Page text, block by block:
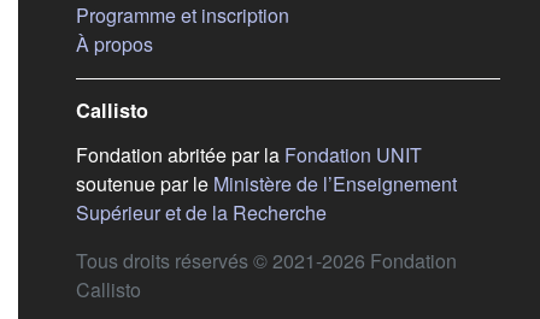
Programme et inscription
À propos(s'ouvre dans un nouvel onglet)
Callisto
Fondation abritée par la Fondation UNIT(s'ouvre
soutenue par le Ministère de l’Enseignement
Supérieur et de la Recherche(s'ouvre dans un nouvel
Tous droits réservés © 2021-2026 Fondation
Callisto